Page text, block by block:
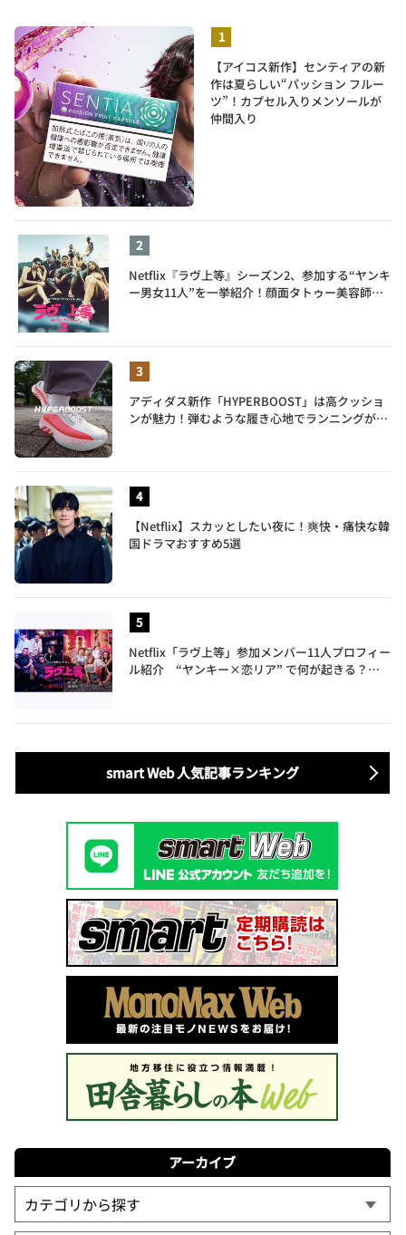
【アイコス新作】センティアの新
作は夏らしい“パッション フルー
ツ”！カプセル入りメンソールが
仲間入り
Netflix『ラヴ上等』シーズン2、参加する“ヤンキ
ー男女11人”を一挙紹介！顔面タトゥー美容師、
アディダス新作「HYPERBOOST」は高クッショ
ンが魅力！弾むような履き心地でランニングがも
【Netflix】スカッとしたい夜に！爽快・痛快な韓
国ドラマおすすめ5選
Netflix「ラヴ上等」参加メンバー11人プロフィー
ル紹介 “ヤンキー×恋リア” で何が起きる？地
smart Web 人気記事ランキング
アーカイブ